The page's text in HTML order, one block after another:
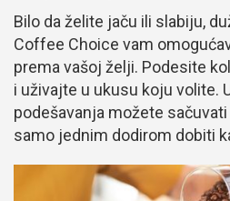
Bilo da želite jaču ili slabiju,
Coffee Choice vam
prema vašoj želji. Podesite
i uživajte u ukusu koju volite.
podešavanja možete
samo jednim dodirom dobiti